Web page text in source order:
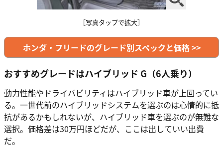
［写真タップで拡大］
ホンダ・フリードのグレード別スペックと価格 >>
おすすめグレードはハイブリッド G（6人乗り）
動力性能やドライバビリティはハイブリッド車が上回ってい
る。一世代前のハイブリッドシステムを選ぶのは心情的に抵
抗があるかもしれないが、ハイブリッド車を選ぶのが無難な
選択。価格差は30万円ほどだが、ここは出していい出費
だ。